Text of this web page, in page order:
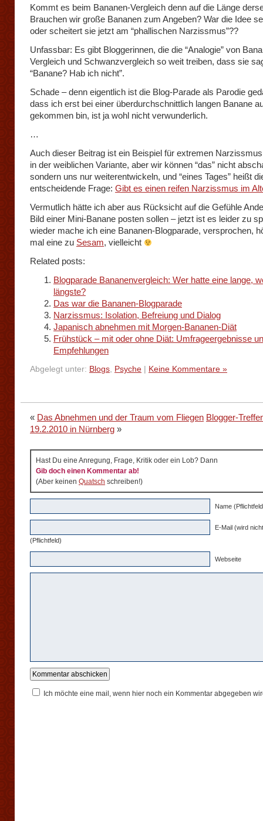
Kommt es beim Bananen-Vergleich denn auf die Länge
Brauchen wir große Bananen zum Angeben? War die Idee
oder scheitert sie jetzt am “phallischen Narzissmus”??
Unfassbar: Es gibt Bloggerinnen, die die “Analogie” von
Vergleich und Schwanzvergleich so weit treiben, dass sie
“Banane? Hab ich nicht”.
Schade – denn eigentlich ist die Blog-Parade als Parodie
dass ich erst bei einer überdurchschnittlich langen Banane
gekommen bin, ist ja wohl nicht verwunderlich.
…
Auch dieser Beitrag ist ein Beispiel für extremen
in der weiblichen Variante, aber wir können “das” nicht
sondern uns nur weiterentwickeln, und “eines Tages” heißt
entscheidende Frage: Gibt es einen reifen Narzissmus im
Vermutlich hätte ich aber aus Rücksicht auf die Gefühle
Bild einer Mini-Banane posten sollen – jetzt ist es leider zu
wieder mache ich eine Bananen-Blogparade, versprochen,
mal eine zu Sesam, vielleicht
Related posts:
Blogparade Bananenvergleich: Wer hatte eine lange,
längste?
Das war die Bananen-Blogparade
Narzissmus: Isolation, Befreiung und Dialog
Japanisch abnehmen mit Morgen-Bananen-Diät
Frühstück – mit oder ohne Diät: Umfrageergebnisse
Empfehlungen
Abgelegt unter: Blogs, Psyche Keine Kommentare »
« Das Abnehmen und der Traum vom Fliegen Blogger-
19.2.2010 in Nürnberg »
Hast Du eine Anregung, Frage, Kritik oder ein Lob? Dann
Gib doch einen Kommentar ab!
(Aber keinen Quatsch schreiben!)
Name
E-Mail (wird
(Pflichtfeld)
Webseite
Ich möchte eine mail, wenn hier noch ein Kommentar abgegeben